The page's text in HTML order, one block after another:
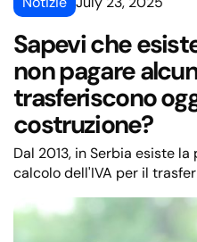
Sapevi che
non pagare
trasferiscono
costruzione?
Dal 2013, in Serbia esiste
calcolo dell'IVA per il
numerose opinioni del
ancora dilemmi nella